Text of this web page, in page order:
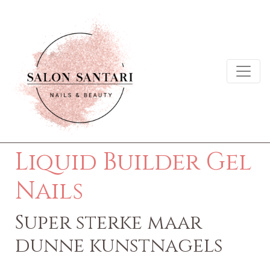
Liquid Builder Gel
Nails
Super sterke maar
dunne kunstnagels